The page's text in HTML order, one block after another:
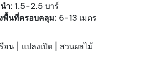
ำ: 1.5-2.5 บาร์
พื้นที่ครอบคลุม: 6-13 เมตร
อน | แปลงเปิด | สวนผลไม้